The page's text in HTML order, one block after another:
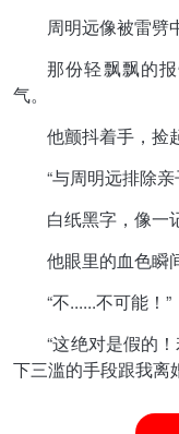
周明远像被雷劈
那份轻飘飘的
气。
他颤抖着手，捡
“与周明远排除
白纸黑字，像一
他眼里的血色瞬
“不......不可能！”
“这绝对是假的
下三滥的手段跟我离